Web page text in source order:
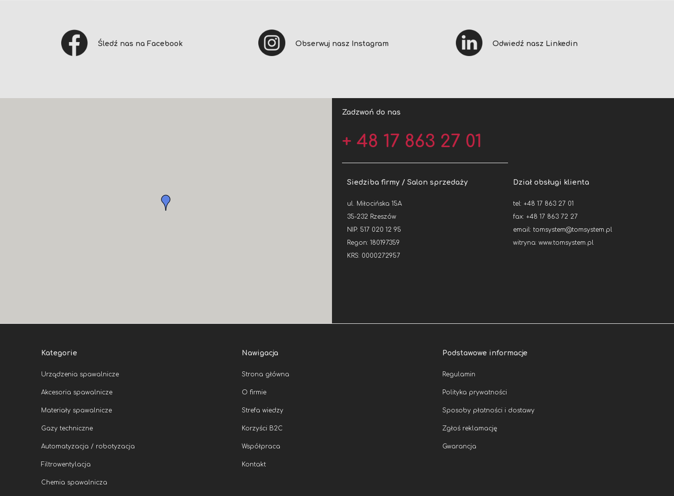
Śledź nas na Facebook Obserwuj nasz Instagram Odwiedź nasz Linkedin
Zadzwoń do nas
+ 48 17 863 27 01
Siedziba firmy / Salon sprzedaży
ul. Miłocińska 15A
35-232 Rzeszów
NIP: 517 020 12 95
Regon: 180197359
KRS: 0000272957
Dział obsługi klienta
tel: +48 17 863 27 01
fax: +48 17 863 72 27
email: tomsystem@tomsystem.pl
witryna: www.tomsystem.pl
Kategorie
Urządzenia spawalnicze
Akcesoria spawalnicze
Materiały spawalnicze
Gazy techniczne
Automatyzacja / robotyzacja
Filtrowentylacja
Chemia spawalnicza
Nawigacja
Strona główna
O firmie
Strefa wiedzy
Korzyści B2C
Współpraca
Kontakt
Podstawowe informacje
Regulamin
Polityka prywatności
Sposoby płatności i dostawy
Zgłoś reklamację
Gwarancja